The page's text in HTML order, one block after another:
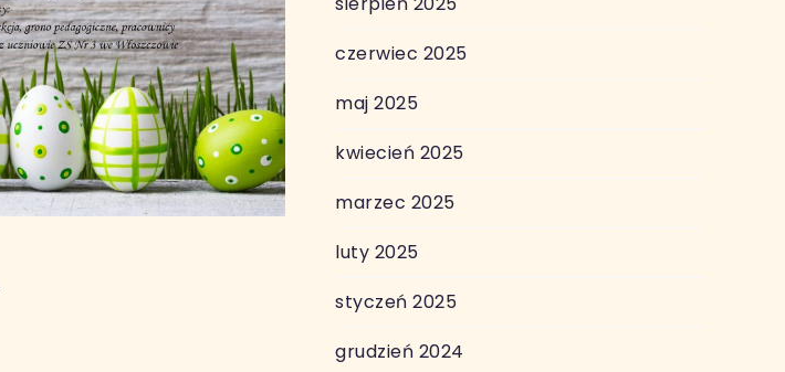
czerwiec 2025
maj 2025
kwiecień 2025
marzec 2025
luty 2025
styczeń 2025
grudzień 2024